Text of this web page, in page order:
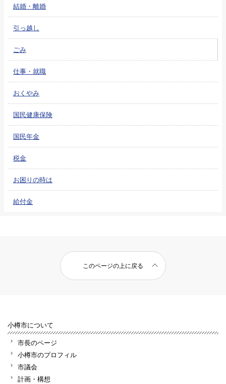
結婚・離婚
引っ越し
ごみ
仕事・就職
おくやみ
国民健康保険
国民年金
税金
お困りの時は
給付金
このページの上に戻る
小樽市について
市長のページ
小樽市のプロフィル
市議会
計画・構想